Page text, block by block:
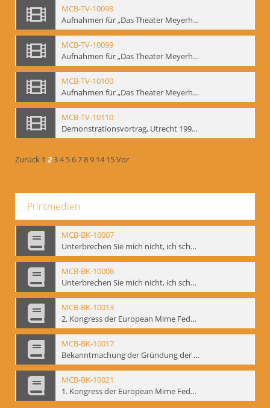
MCB-TV-10098
Aufnahmen für „Das Theater Meyerholds und die Biomechanik“ (7). Biomechanische Etüden – Detailstudien, Ausschnitt 1 - Interne Signatur: BM-vid-7_A1
MCB-TV-10099
Aufnahmen für „Das Theater Meyerholds und die Biomechanik“ (7). Biomechanische Etüden – Detailstudien, Ausschnitt 2 - Interne Signatur: BM-vid-7_A2
MCB-TV-10100
Aufnahmen für „Das Theater Meyerholds und die Biomechanik“ (7). Biomechanische Etüden – Detailstudien, Ausschnitt 3 - Interne Signatur: BM-vid-7_A3
MCB-TV-10110
Demonstrationsvortrag, Utrecht 1991 (1) - Interne Signatur: BM-vid-17
Zurück 1 234 56789 14 15Vor
Printmedien
MCB-BK-10007
Unterbrechen Sie mich nicht, ich schweige - interne Signatur: BM-prt-215-f
MCB-BK-10008
Unterbrechen Sie mich nicht, ich schweige - interne Signatur: BM-prt-215-r
MCB-BK-10013
2. Kongress der European Mime Federation: „Rekonstruktion/Innovation“, Berlin Mai 1993 - interne Signatur: BM-prt-221
MCB-BK-10017
Bekanntmachung der Gründung der European Mime Federation - interne Signatur: BM-prt-225
MCB-BK-10021
1. Kongress der European Mime Federation, Amsterdam, September 1991 - interne Signatur: BM-prt-229